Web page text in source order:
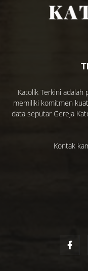
Katolik Terkini
memiliki komitmen
data seputar Gereja
Kontak